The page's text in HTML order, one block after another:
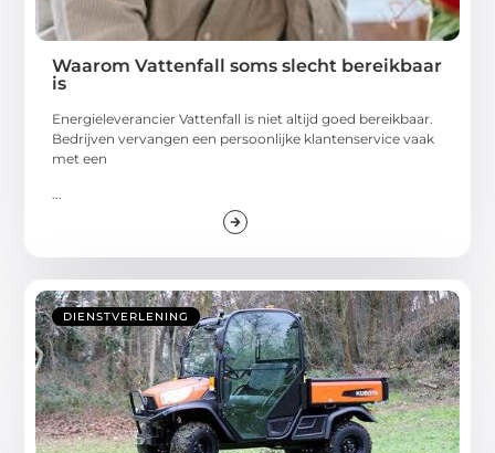
Waarom Vattenfall soms slecht bereikbaar
is
Energieleverancier Vattenfall is niet altijd goed bereikbaar.
Bedrijven vervangen een persoonlijke klantenservice vaak
met een
...
DIENSTVERLENING